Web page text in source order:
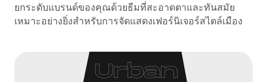
ยกระดับแบรนด์ของคุณด้วยธีมที่สะอาดตาและทันสมัย ​​
เหมาะอย่างยิ่งสำหรับการจัดแสดงเฟอร์นิเจอร์สไตล์เมือง